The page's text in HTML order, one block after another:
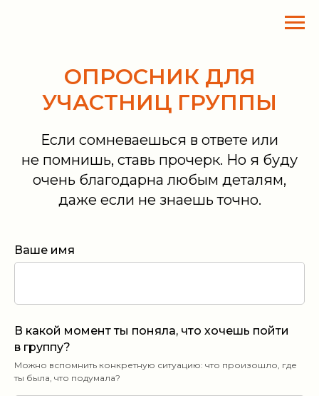
ОПРОСНИК ДЛЯ
УЧАСТНИЦ ГРУППЫ
Если сомневаешься в ответе или
не помнишь, ставь прочерк. Но я буду
очень благодарна любым деталям,
даже если не знаешь точно.
Ваше имя
В какой момент ты поняла, что хочешь пойти
в группу?
Можно вспомнить конкретную ситуацию: что произошло, где
ты была, что подумала?